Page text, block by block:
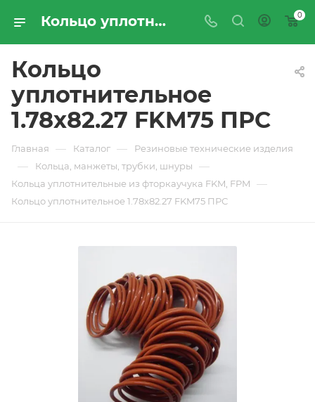
Кольцо уплотнительное 1.78х82.27 FKM75 ПРС - купить по цене производителя с доставкой по Москве и России | ПРОМРЕСУРССЕРВИС 0
Кольцо
уплотнительное
1.78х82.27 FKM75 ПРС
Главная — Каталог — Резиновые технические изделия
— Кольца, манжеты, трубки, шнуры —
Кольца уплотнительные из фторкаучука FKM, FPM —
Кольцо уплотнительное 1.78х82.27 FKM75 ПРС